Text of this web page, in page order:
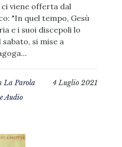
viene offerta dal
"In quel tempo, Gesù
e i suoi discepoli lo
si mise a
4 Luglio 2021
La Parola
Audio